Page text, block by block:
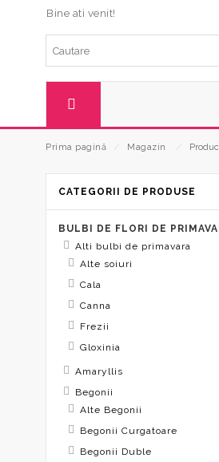
Bine ati venit!
Prima pagină Magazin
CATEGORII DE PRODUSE
BULBI DE FLORI DE
Alti bulbi de primavara
Alte soiuri
Cala
Canna
Frezii
Gloxinia
Amaryllis
Begonii
Alte Begonii
Begonii Curgatoare
Begonii Duble